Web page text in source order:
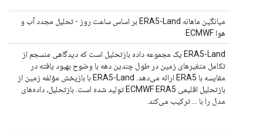
میانگین ماهانه ERA5-Land بر اساس ساعت روز - تحلیل مجدد آب و
هوا ECMWF
ERA5-Land یک مجموعه داده بازتحلیل است که دیدگاهی منسجم از
تکامل متغیرهای زمین در طول چندین دهه با وضوح بهبود یافته در
مقایسه با ERA5 ارائه می‌دهد. ERA5-Land با بازپخش مؤلفه زمین از
بازتحلیل اقلیمی ECMWF ERA5 تولید شده است. بازتحلیل، داده‌های
مدل را با ... ترکیب می‌کند.